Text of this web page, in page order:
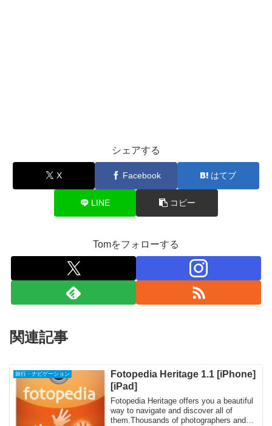
シェアする
X Facebook はてブ
LINE コピー
Tomをフォローする
関連記事
旅行・ナビゲーション
Fotopedia Heritage 1.1 [iPhone]
[iPad]
Fotopedia Heritage offers you a beautiful
way to navigate and discover all of
them.Thousands of photographers and